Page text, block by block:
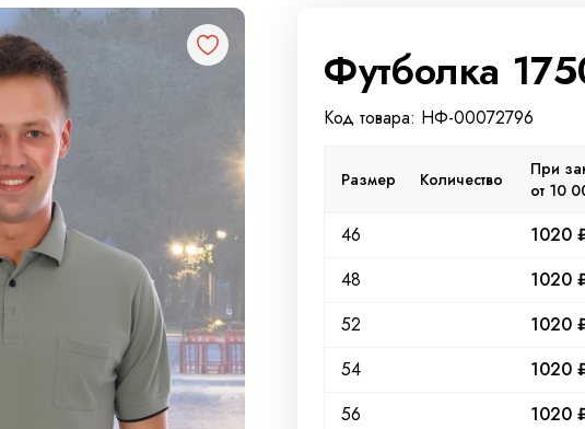
Футболка
Код товара: НФ-00072796
Размер Количество
При
от 10
46 1020
48
1020
52
1020
54
1020
56
1020